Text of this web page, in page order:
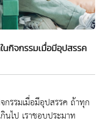
นกิจกรรมเมื่อมีอุปสรรค
กรรมเมื่อมีอุปสรรค ถ้าทุก
นไป เราชอบประมาท